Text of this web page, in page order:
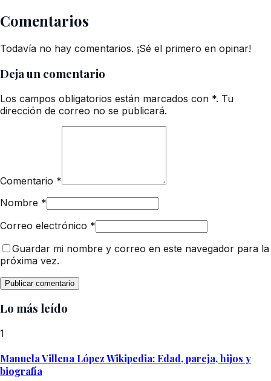
Comentarios
Todavía no hay comentarios. ¡Sé el primero en opinar!
Deja un comentario
Los campos obligatorios están marcados con *. Tu
dirección de correo no se publicará.
Comentario *
Nombre *
Correo electrónico *
Guardar mi nombre y correo en este navegador para la
próxima vez.
Lo más leído
1
Manuela Villena López Wikipedia: Edad, pareja, hijos y
biografía